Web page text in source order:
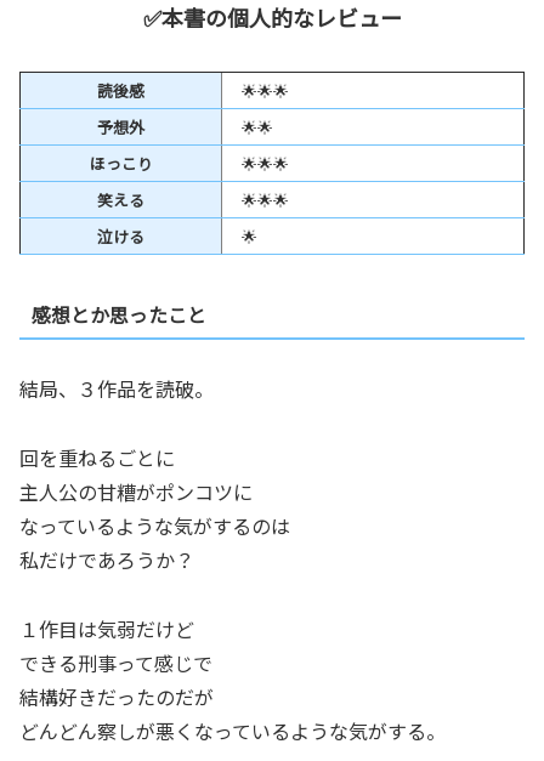
✅本書の個人的なレビュー
読後感
🌟🌟🌟
予想外
🌟🌟
ほっこり
🌟🌟🌟
笑える
🌟🌟🌟
泣ける
🌟
感想とか思ったこと
結局、３作品を読破。
回を重ねるごとに
主人公の甘糟がポンコツに
なっているような気がするのは
私だけであろうか？
１作目は気弱だけど
できる刑事って感じで
結構好きだったのだが
どんどん察しが悪くなっているような気がする。